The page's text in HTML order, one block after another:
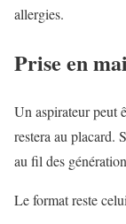
allergies.
Prise en
Un aspirateur peut
restera au placard.
au fil des
Le format reste